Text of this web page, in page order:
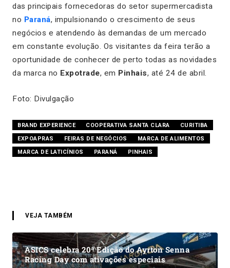
das principais fornecedoras do setor supermercadista
no Paraná, impulsionando o crescimento de seus
negócios e atendendo às demandas de um mercado
em constante evolução. Os visitantes da feira terão a
oportunidade de conhecer de perto todas as novidades
da marca no Expotrade, em Pinhais, até 24 de abril.
Foto: Divulgação
BRAND EXPERIENCE COOPERATIVA SANTA CLARA
CURITIBA
EXPOAPRAS
FEIRAS DE NEGÓCIOS
MARCA DE ALIMENTOS
MARCA DE LATICÍNIOS
PARANÁ PINHAIS
VEJA TAMBÉM
ASICS celebra 20ª Edição do Ayrton Senna
Racing Day com ativações especiais